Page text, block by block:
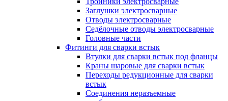
Заглушки электросварные
Отводы электросварные
Седёлочные отводы электросварные
Головные части
Фитинги для сварки встык
Втулки для сварки встык под фланцы
Краны шаровые для сварки встык
Переходы редукционные для сварки
встык
Соединения неразъемные